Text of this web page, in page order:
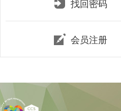
找回密码
会员注册